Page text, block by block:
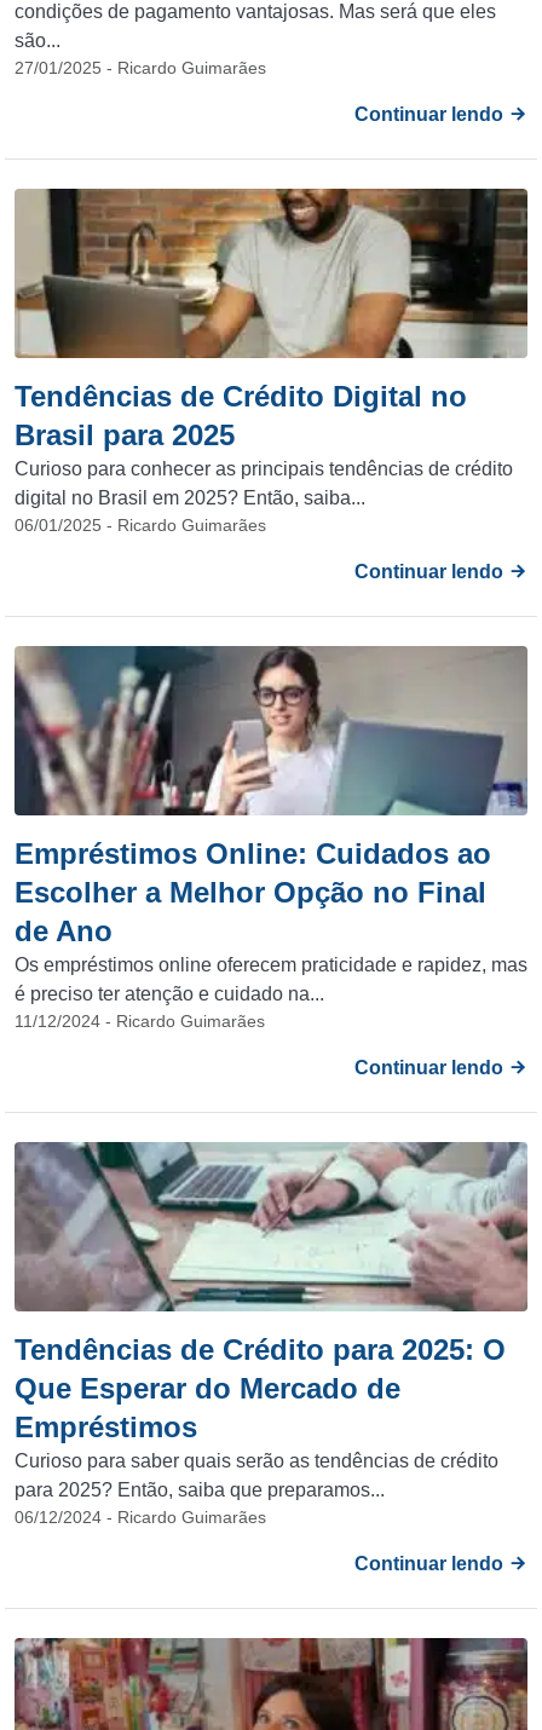
condições de pagamento vantajosas. Mas será que eles
são...
27/01/2025 - Ricardo Guimarães
Continuar lendo
Tendências de Crédito Digital no
Brasil para 2025
Curioso para conhecer as principais tendências de crédito
digital no Brasil em 2025? Então, saiba...
06/01/2025 - Ricardo Guimarães
Continuar lendo
Empréstimos Online: Cuidados ao
Escolher a Melhor Opção no Final
de Ano
Os empréstimos online oferecem praticidade e rapidez, mas
é preciso ter atenção e cuidado na...
11/12/2024 - Ricardo Guimarães
Continuar lendo
Tendências de Crédito para 2025: O
Que Esperar do Mercado de
Empréstimos
Curioso para saber quais serão as tendências de crédito
para 2025? Então, saiba que preparamos...
06/12/2024 - Ricardo Guimarães
Continuar lendo